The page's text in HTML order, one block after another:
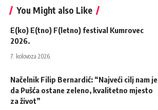
You Might also Like
E(ko) E(tno) F(letno) festival Kumrovec
2026.
7. kolovoza 2026.
Načelnik Filip Bernardić: “Najveći cilj nam je
da Pušća ostane zeleno, kvalitetno mjesto
za život”